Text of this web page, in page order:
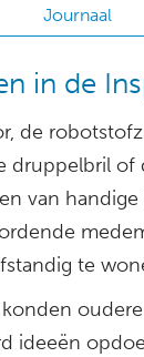
Journaal
in de
de
druppelbril of
van
te
ideeën